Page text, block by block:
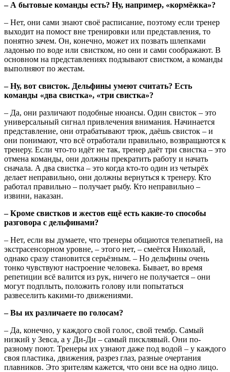
– А бытовые команды есть? Ну, например, «кормёжка»?
– Нет, они сами знают своё расписание, поэтому если тренер
выходит на помост вне тренировки или представления, то
понятно зачем. Он, конечно, может их позвать шлепками
ладонью по воде или свистком, но они и сами соображают. В
основном на представлениях подзывают свистком, а команды
выполняют по жестам.
– Ну, вот свисток. Дельфины умеют считать? Есть
команды «два свистка», «три свистка»?
– Да, они различают подобные нюансы. Один свисток – это
универсальный сигнал привлечения внимания. Начинается
представление, они отрабатывают трюк, даёшь свисток – и
они понимают, что всё отработали правильно, возвращаются к
тренеру. Если что-то идёт не так, тренер даёт три свистка – это
отмена команды, они должны прекратить работу и начать
сначала. А два свистка – это когда кто-то один из четырёх
делает неправильно, они должны вернуться к тренеру. Кто
работал правильно – получает рыбу. Кто неправильно –
извини, наказан.
– Кроме свистков и жестов ещё есть какие-то способы
разговора с дельфинами?
– Нет, если вы думаете, что тренеры общаются телепатией, на
экстрасенсорном уровне, – этого нет, – смеётся Николай,
однако сразу становится серьёзным. – Но дельфины очень
тонко чувствуют настроение человека. Бывает, во время
репетиции всё валится из рук, ничего не получается – они
могут подплыть, положить голову или попытаться
развеселить какими-то движениями.
– Вы их различаете по голосам?
– Да, конечно, у каждого свой голос, свой тембр. Самый
низкий у Зевса, а у Ди-Ди – самый писклявый. Они по-
разному поют. Тренеры их узнают даже под водой – у каждого
своя пластика, движения, разрез глаз, разные очертания
плавников. Это зрителям кажется, что они все на одно лицо.